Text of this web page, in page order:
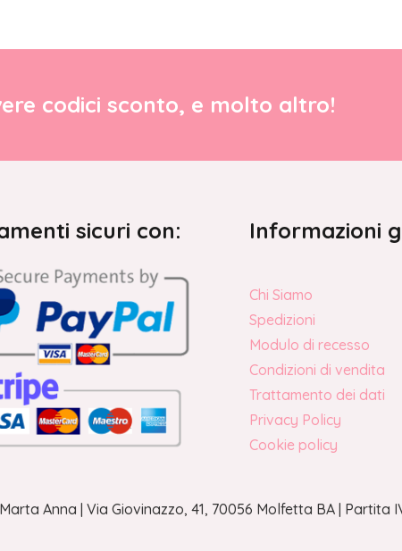
codici sconto, e molto altro!
sicuri con: Informazioni
Chi Siamo
Spedizioni
Modulo di recesso
Condizioni di vendita
Trattamento dei dati
Privacy Policy
Cookie policy
Anna | Via Giovinazzo, 41, 70056 Molfetta BA | Partita